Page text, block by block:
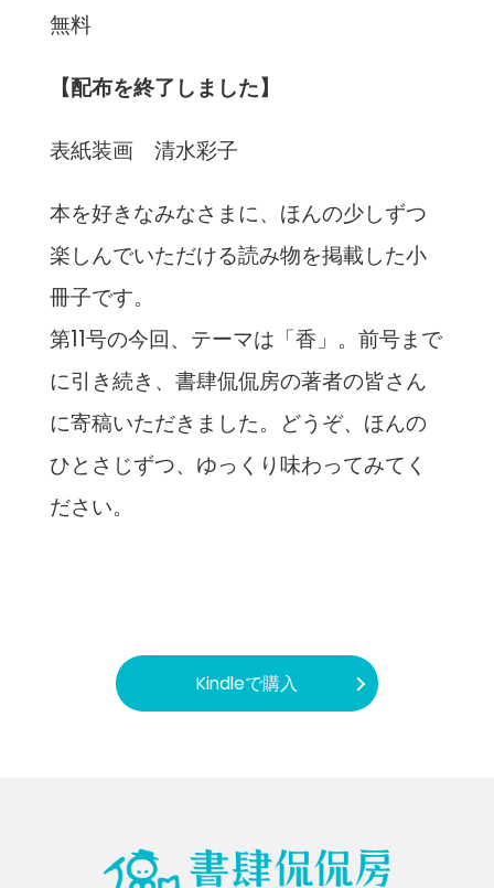
無料
【配布を終了しました】
表紙装画 清水彩子
本を好きなみなさまに、ほんの少しずつ
楽しんでいただける読み物を掲載した小
冊子です。
第11号の今回、テーマは「香」。前号まで
に引き続き、書肆侃侃房の著者の皆さん
に寄稿いただきました。どうぞ、ほんの
ひとさじずつ、ゆっくり味わってみてく
ださい。
Kindleで購入